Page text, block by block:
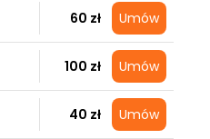
60 zł Umów
100 zł Umów
40 zł Umów